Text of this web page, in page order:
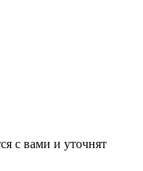
с вами и уточнят